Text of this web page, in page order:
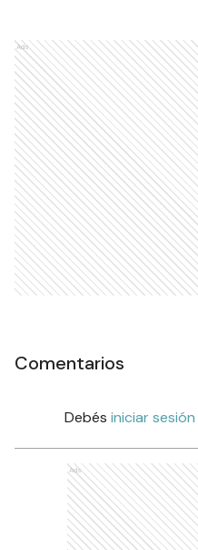
Ads
Comentarios
Debés iniciar sesión
Ads